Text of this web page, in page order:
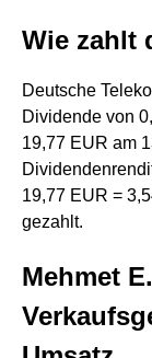
Wie zahlt
Deutsche
Dividende von
19,77 EUR am
19,77 EUR =
gezahlt.
Mehmet